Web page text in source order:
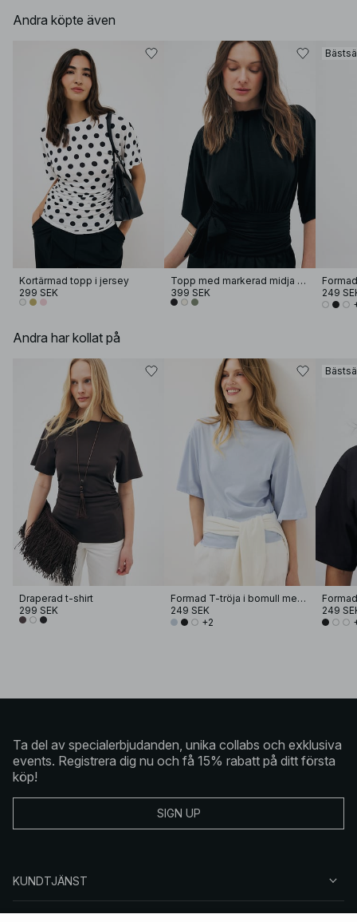
Andra köpte även
Kortärmad topp i jersey
299 SEK
Topp med markerad midja och knytning
399 SEK
249
Andra har kollat på
Draperad t-shirt
299 SEK
Formad T-tröja i bomull med trattkrage
249 SEK
+2
249
Ta del av specialerbjudanden, unika collabs och exklusiva
events. Registrera dig nu och få 15% rabatt på ditt första
köp!
SIGN UP
KUNDTJÄNST